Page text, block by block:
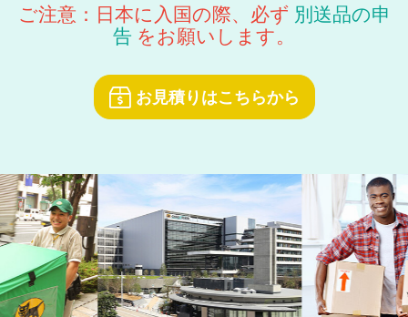
ご注意：日本に入国の際、必ず 別送品の申
告 をお願いします。
お見積りはこちらから